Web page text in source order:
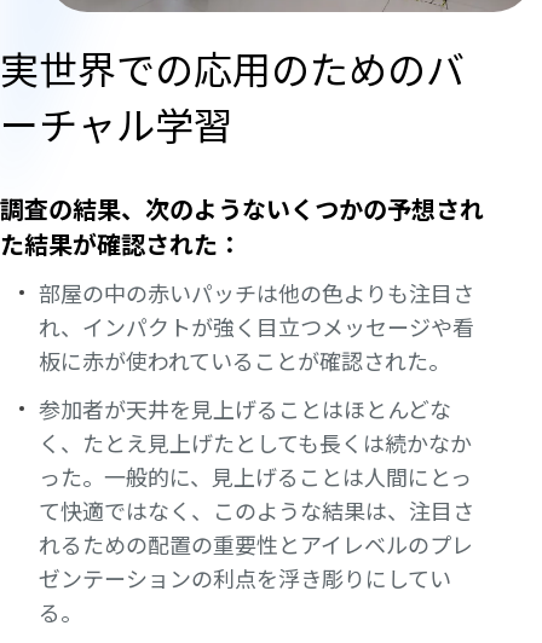
実世界での応用のためのバ
ーチャル学習
調査の結果、次のようないくつかの予想され
た結果が確認された：
部屋の中の赤いパッチは他の色よりも注目さ
れ、インパクトが強く目立つメッセージや看
板に赤が使われていることが確認された。
参加者が天井を見上げることはほとんどな
く、たとえ見上げたとしても長くは続かなか
った。一般的に、見上げることは人間にとっ
て快適ではなく、このような結果は、注目さ
れるための配置の重要性とアイレベルのプレ
ゼンテーションの利点を浮き彫りにしてい
る。